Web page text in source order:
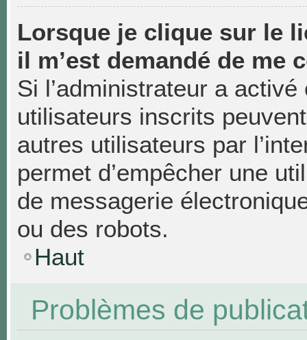
Lorsque je clique sur le
il m’est demandé de me
Si l’administrateur a
utilisateurs inscrits
autres utilisateurs par
permet d’empêcher une
de messagerie
ou des robots.
Haut
Problèmes de